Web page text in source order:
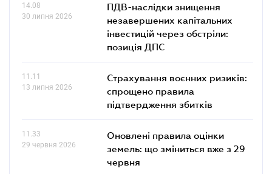
14.08
30 липня 2026
ПДВ-наслідки знищення
незавершених капітальних
інвестицій через обстріли:
позиція ДПС
11.11
13 липня 2026
Страхування воєнних ризиків:
спрощено правила
підтвердження збитків
11.33
29 червня 2026
Оновлені правила оцінки
земель: що зміниться вже з 29
червня